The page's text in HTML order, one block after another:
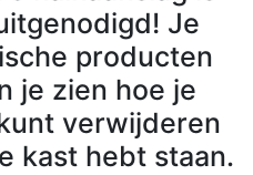
Je
producten
je zien hoe je
verwijderen
kast hebt staan.